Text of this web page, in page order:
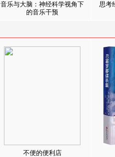
音乐与大脑：神经科学视角下
的音乐干预
思考
不便的便利店